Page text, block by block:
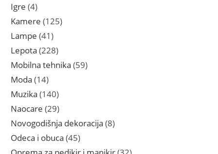
Igre 44
proizvoda
Kamere 125125
Lampe 4141
proizvod
Lepota 228228
proizvoda
Mobilna tehnika 5959
Moda 1414
proizvoda
Muzika 140140
proizvoda
Naocare 2929
proizvoda
Novogodišnja dekoracija 88
Odeca i obuca 4545
proizvoda
32